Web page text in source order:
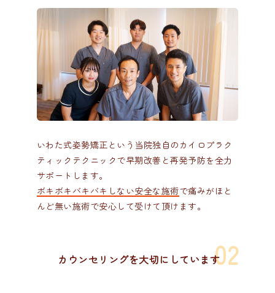
いわた式姿勢矯正という当院独自のカイロプラク
ティックテクニックで早期改善と再発予防を全力
サポートします。
ボキボキバキバキしない安全な施術で痛みがほと
んど無い施術で安心して受けて頂けます。
カウンセリングを大切にしています